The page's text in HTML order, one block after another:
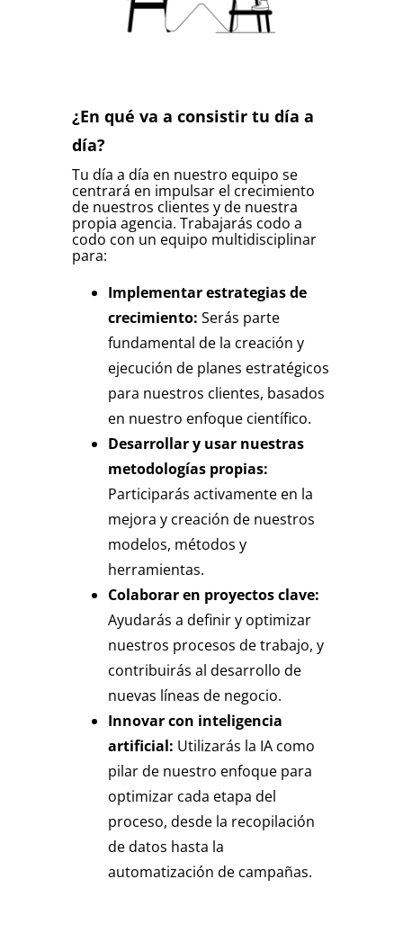
¿En qué va a consistir tu día a
día?
Tu día a día en nuestro equipo se
centrará en impulsar el crecimiento
de nuestros clientes y de nuestra
propia agencia. Trabajarás codo a
codo con un equipo multidisciplinar
para:
Implementar estrategias de
crecimiento: Serás parte
fundamental de la creación y
ejecución de planes estratégicos
para nuestros clientes, basados
en nuestro enfoque científico.
Desarrollar y usar nuestras
metodologías propias:
Participarás activamente en la
mejora y creación de nuestros
modelos, métodos y
herramientas.
Colaborar en proyectos clave:
Ayudarás a definir y optimizar
nuestros procesos de trabajo, y
contribuirás al desarrollo de
nuevas líneas de negocio.
Innovar con inteligencia
artificial: Utilizarás la IA como
pilar de nuestro enfoque para
optimizar cada etapa del
proceso, desde la recopilación
de datos hasta la
automatización de campañas.